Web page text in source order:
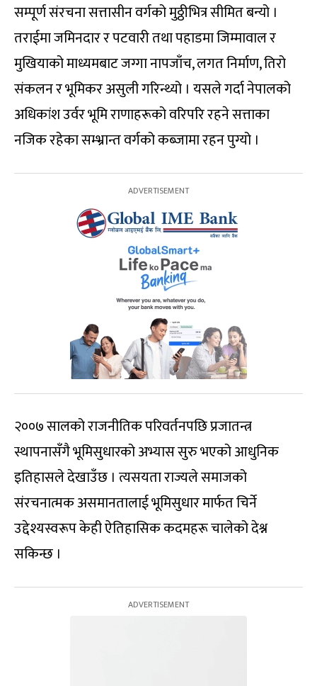
सम्पूर्ण संरचना सत्तासीन वर्गको मुठ्ठीभित्र सीमित बन्यो ।
तराईमा जमिनदार र पटवारी तथा पहाडमा जिम्मावाल र
मुखियाको माध्यमबाट जग्गा नापजाँच, लगत निर्माण, तिरो
संकलन र भूमिकर असुली गरिन्थ्यो । यसले गर्दा नेपालको
अधिकांश उर्वर भूमि राणाहरूको वरिपरि रहने सत्ताका
नजिक रहेका सम्भ्रान्त वर्गको कब्जामा रहन पुग्यो ।
२००७ सालको राजनीतिक परिवर्तनपछि प्रजातन्त्र
स्थापनासँगै भूमिसुधारको अभ्यास सुरु भएको आधुनिक
इतिहासले देखाउँछ । त्यसयता राज्यले समाजको
संरचनात्मक असमानतालाई भूमिसुधार मार्फत चिर्ने
उद्देश्यस्वरूप केही ऐतिहासिक कदमहरू चालेको देश्न
सकिन्छ ।